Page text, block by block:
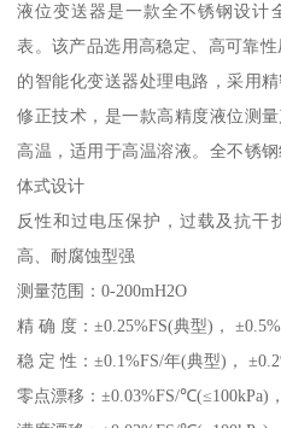
液位变送器是一款全不锈钢设计
表。该产品选用高稳定、高可靠
的智能化变送器处理电路，采用
修正技术，是一款高精度液位测
高温，适用于高温溶液。全不锈
体式设计
反性和过电压保护，过载及抗干
高、耐腐蚀型强
测量范围：0-200mH2O
精 确 度：±0.25%FS(典型)，
稳 定 性：±0.1%FS/年(典型)，
零点漂移：±0.03%FS/℃(≤100kPa)